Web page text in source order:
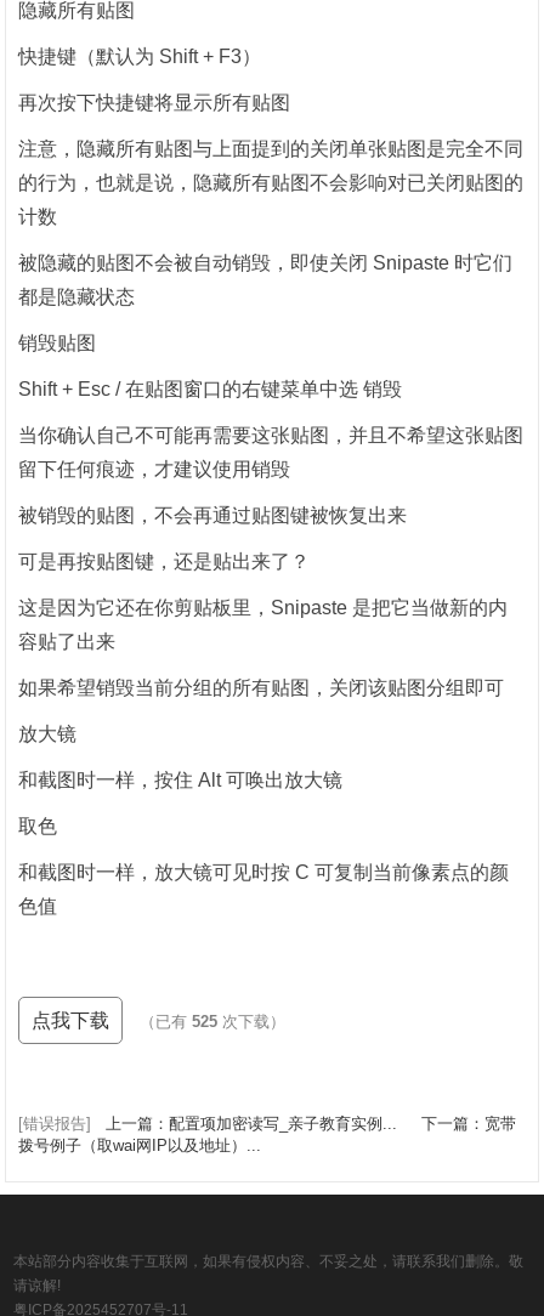
隐藏所有贴图
快捷键（默认为 Shift + F3）
再次按下快捷键将显示所有贴图
注意，隐藏所有贴图与上面提到的关闭单张贴图是完全不同
的行为，也就是说，隐藏所有贴图不会影响对已关闭贴图的
计数
被隐藏的贴图不会被自动销毁，即使关闭 Snipaste 时它们
都是隐藏状态
销毁贴图
Shift + Esc / 在贴图窗口的右键菜单中选 销毁
当你确认自己不可能再需要这张贴图，并且不希望这张贴图
留下任何痕迹，才建议使用销毁
被销毁的贴图，不会再通过贴图键被恢复出来
可是再按贴图键，还是贴出来了？
这是因为它还在你剪贴板里，Snipaste 是把它当做新的内
容贴了出来
如果希望销毁当前分组的所有贴图，关闭该贴图分组即可
放大镜
和截图时一样，按住 Alt 可唤出放大镜
取色
和截图时一样，放大镜可见时按 C 可复制当前像素点的颜
色值
点我下载 （已有525 次下载）
[错误报告] 上一篇：配置项加密读写_亲子教育实例...
下一篇：宽带
拨号例子（取wai网IP以及地址）...
本站部分内容收集于互联网，如果有侵权内容、不妥之处，请联系我们删除。敬
请谅解!
粤ICP备2025452707号-11